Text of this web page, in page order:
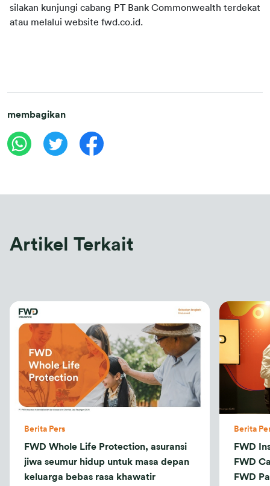
silakan kunjungi cabang PT Bank Commonwealth terdekat
atau melalui website fwd.co.id.
membagikan
Artikel Terkait
Berita Pers
FWD Whole Life Protection, asuransi
jiwa seumur hidup untuk masa depan
keluarga bebas rasa khawatir
Berita
FWD
FWD
FWD